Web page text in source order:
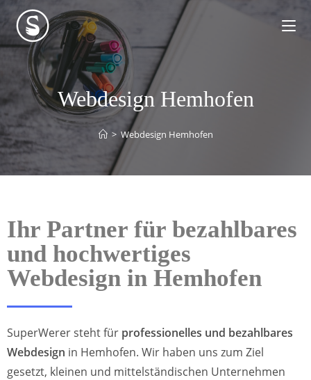
Webdesign Hemhofen
> Webdesign Hemhofen
Ihr Partner für bezahlbares
und hochwertiges
Webdesign in Hemhofen
SuperWerer steht für professionelles und bezahlbares
Webdesign in Hemhofen. Wir haben uns zum Ziel
gesetzt, kleinen und mittelständischen Unternehmen